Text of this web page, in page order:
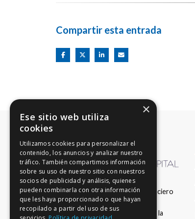
Compartir esta entrada
Empresa de asesoramiento financiero
nacional en fondos de inversión,
registrada con el número 150 en la
×
Ese sitio web utiliza
cookies
Utilizamos cookies para personalizar el
contenido, los anuncios y analizar nuestro
tráfico. También compartimos información
sobre su uso de nuestro sitio con nuestros
socios de publicidad y análisis, quienes
pueden combinarla con otra información
que les haya proporcionado o que hayan
recopilado a partir del uso de sus